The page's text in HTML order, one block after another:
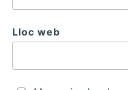
Lloc web